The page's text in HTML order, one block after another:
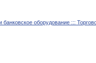
банковское оборудование :::